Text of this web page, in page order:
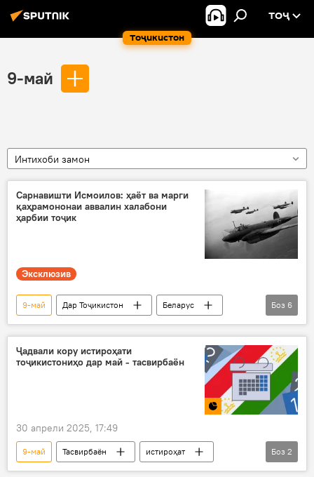
Тоҷикистон
ТОҶ
9-май
Интихоби замон
Сарнавишти Исмоилов: ҳаёт ва марги
қаҳрамононаи аввалин халабони
ҳарбии тоҷик
Эксклюзив
9-май Дар Тоҷикистон
Беларус
ҷашни рӯзи Ғалаба
куҳансарбоз
Суғд
Хуҷанд ҶБВ
Боз 6
Ҷадвали кору истироҳати
тоҷикистониҳо дар май - тасвирбаён
30 апрели 2025, 17:49
9-май Тасвирбаён
истироҳат
ид
моҳи май ғалаба
Боз 2